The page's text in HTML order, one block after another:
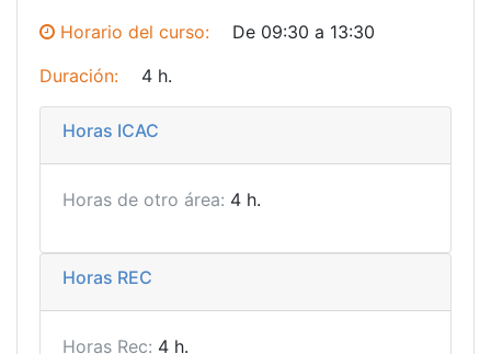
Horario del curso:
De 09:30 a 13:30
Duración:
4 h.
Horas ICAC
Horas de otro área: 4 h.
Horas REC
Horas Rec: 4 h.